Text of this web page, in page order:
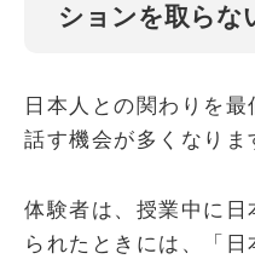
ションを取らな
日本人との関わりを
話す機会が多くなりま
体験者は、授業中に
られたときには、「